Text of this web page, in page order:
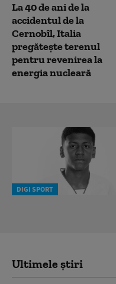
La 40 de ani de la
accidentul de la
Cernobîl, Italia
pregătește terenul
pentru revenirea la
energia nucleară
DIGI SPORT
Ultimele știri